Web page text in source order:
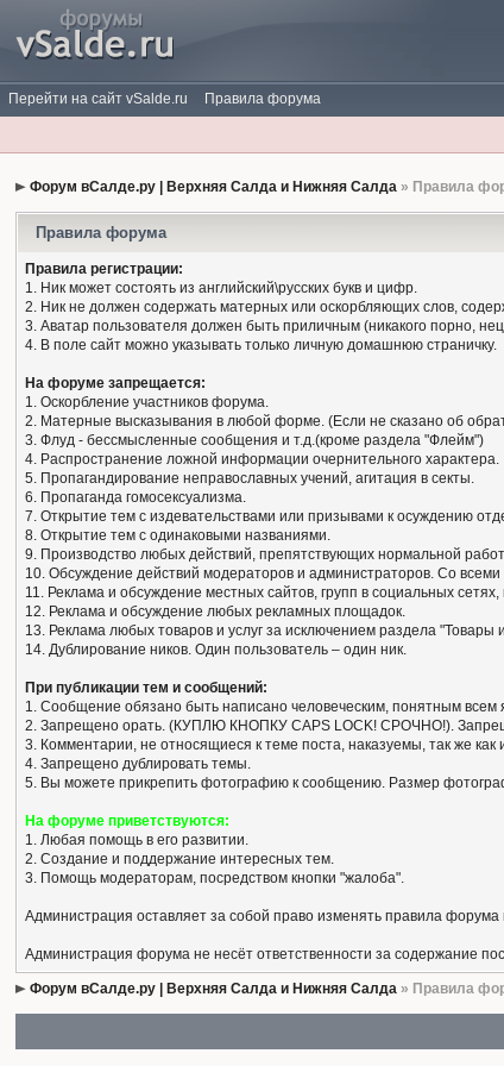
Перейти на сайт vSalde.ru Правила форума
Форум вСалде.ру | Верхняя Салда и Нижняя Салда » Правила
Правила форума
Правила регистрации:
1. Ник может состоять из английский\русских букв и цифр.
2. Ник не должен содержать матерных или оскорбляющих слов,
3. Аватар пользователя должен быть приличным (никакого порно,
4. В поле сайт можно указывать только личную домашнюю страничку.
На форуме запрещается:
1. Оскорбление участников форума.
2. Матерные высказывания в любой форме. (Если не сказано об
3. Флуд - бессмысленные сообщения и т.д.(кроме раздела "Флейм")
4. Распространение ложной информации очернительного характера.
5. Пропагандирование неправославных учений, агитация в секты.
6. Пропаганда гомосексуализма.
7. Открытие тем с издевательствами или призывами к осуждению
8. Открытие тем с одинаковыми названиями.
9. Производство любых действий, препятствующих нормальной
10. Обсуждение действий модераторов и администраторов. Со всеми
11. Реклама и обсуждение местных сайтов, групп в социальных
12. Реклама и обсуждение любых рекламных площадок.
13. Реклама любых товаров и услуг за исключением раздела "Товары
14. Дублирование ников. Один пользователь – один ник.
При публикации тем и сообщений:
1. Сообщение обязано быть написано человеческим, понятным
2. Запрещено орать. (КУПЛЮ КНОПКУ CAPS LOCK! СРОЧНО!).
3. Комментарии, не относящиеся к теме поста, наказуемы, так же
4. Запрещено дублировать темы.
5. Вы можете прикрепить фотографию к сообщению. Размер
На форуме приветствуются:
1. Любая помощь в его развитии.
2. Создание и поддержание интересных тем.
3. Помощь модераторам, посредством кнопки "жалоба".
Администрация оставляет за собой право изменять правила
Администрация форума не несёт ответственности за содержание
Форум вСалде.ру | Верхняя Салда и Нижняя Салда » Правила